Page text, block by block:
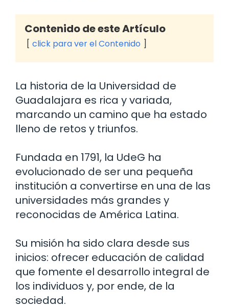
Contenido de este Artículo
click para ver el Contenido
La historia de la Universidad de
Guadalajara es rica y variada,
marcando un camino que ha estado
lleno de retos y triunfos.
Fundada en 1791, la UdeG ha
evolucionado de ser una pequeña
institución a convertirse en una de las
universidades más grandes y
reconocidas de América Latina.
Su misión ha sido clara desde sus
inicios: ofrecer educación de calidad
que fomente el desarrollo integral de
los individuos y, por ende, de la
sociedad.